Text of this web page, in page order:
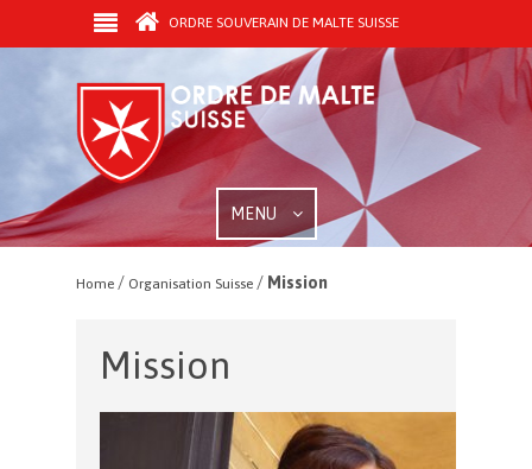
ORDRE SOUVERAIN DE MALTE SUISSE
MENU
Home / Organisation Suisse / Mission
Mission